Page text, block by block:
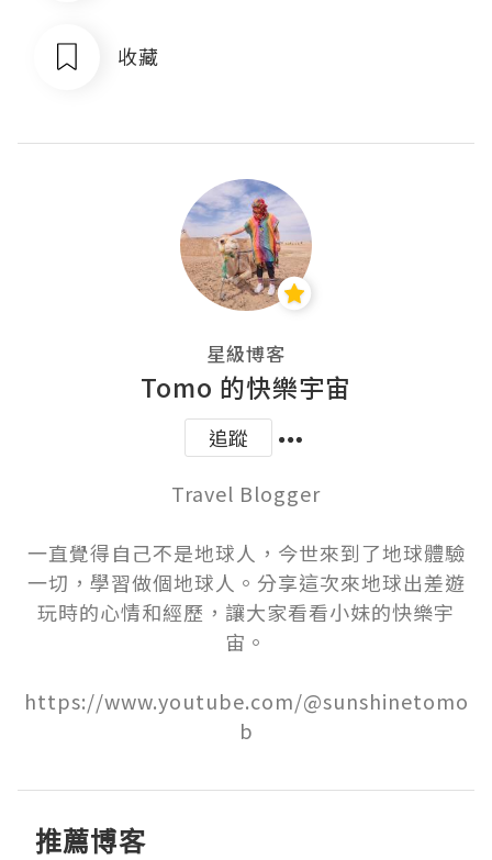
收藏
星級博客
Tomo 的快樂宇宙
追蹤
Travel Blogger
一直覺得自己不是地球人，今世來到了地球體驗
一切，學習做個地球人。分享這次來地球出差遊
玩時的心情和經歷，讓大家看看小妹的快樂宇
宙。
https://www.youtube.com/@sunshinetomo
b
推薦博客